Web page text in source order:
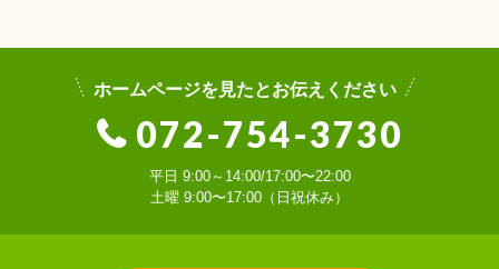
ホームページを見たとお伝えください
072-754-3730
平日 9:00～14:00/17:00〜22:00
土曜 9:00〜17:00（日祝休み）